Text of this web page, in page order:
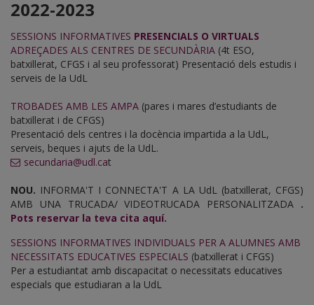
2022-2023
SESSIONS INFORMATIVES PRESENCIALS O VIRTUALS
ADREÇADES ALS CENTRES DE SECUNDÀRIA (4t ESO,
batxillerat, CFGS i al seu professorat) Presentació dels estudis i
serveis de la UdL
TROBADES AMB LES AMPA (pares i mares d’estudiants de
batxillerat i de CFGS)
Presentació dels centres i la docència impartida a la UdL,
serveis, beques i ajuts de la UdL.
secundaria@udl.cat
NOU. INFORMA'T I CONNECTA'T A LA UdL (batxillerat, CFGS)
AMB UNA TRUCADA/ VIDEOTRUCADA PERSONALITZADA .
Pots reservar la teva cita aquí.
SESSIONS INFORMATIVES INDIVIDUALS PER A ALUMNES AMB
NECESSITATS EDUCATIVES ESPECIALS (batxillerat i CFGS)
Per a estudiantat amb discapacitat o necessitats educatives
especials que estudiaran a la UdL